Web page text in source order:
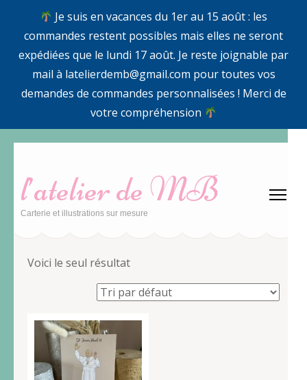
Je suis en vacances du 1er au 15 août : les
commandes restent possibles mais elles ne seront
expédiées que le lundi 17 août. Je reste joignable par
mail à latelierdemb@gmail.com pour toutes vos
demandes de commandes personnalisées ! Merci de
votre compréhension
contenu
(Pressez
l’atelier de MB
Carterie et illustrations sur mesure
Voici le seul résultat